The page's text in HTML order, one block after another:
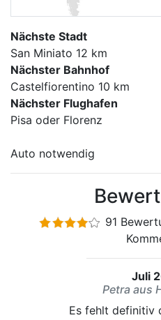
Nächste Stadt
San Miniato 12 km
Nächster Bahnhof
Castelfiorentino 10 km
Nächster Flughafen
Pisa oder Florenz
Auto notwendig
91
Juli
Petra aus
Es fehlt definitiv